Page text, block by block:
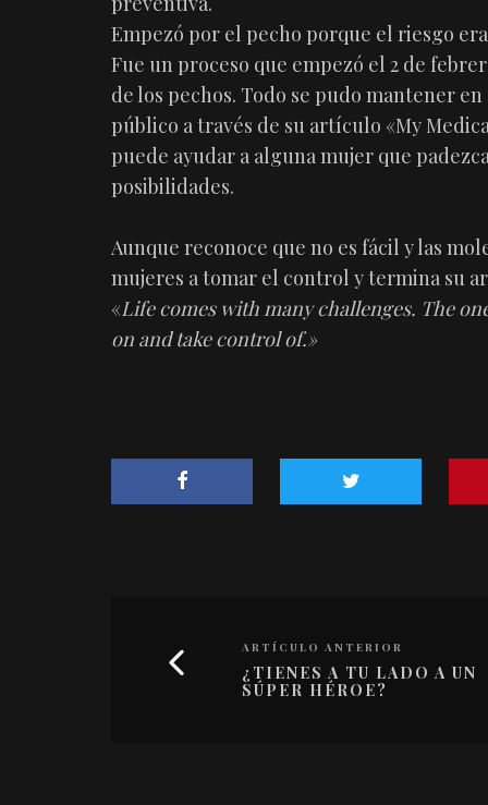
Empezó por el pecho porque el riesgo
Fue un proceso que empezó el 2 de
de los pechos. Todo se pudo mantener
público a través de su artículo «My
puede ayudar a alguna mujer que
posibilidades.
Aunque reconoce que no es fácil y las
mujeres a tomar el control y termina su
«Life comes with many challenges. The
on and take control of.»
ARTÍCULO ANTERIOR
¿TIENES A TU LADO A UN
SÚPER HÉROE?